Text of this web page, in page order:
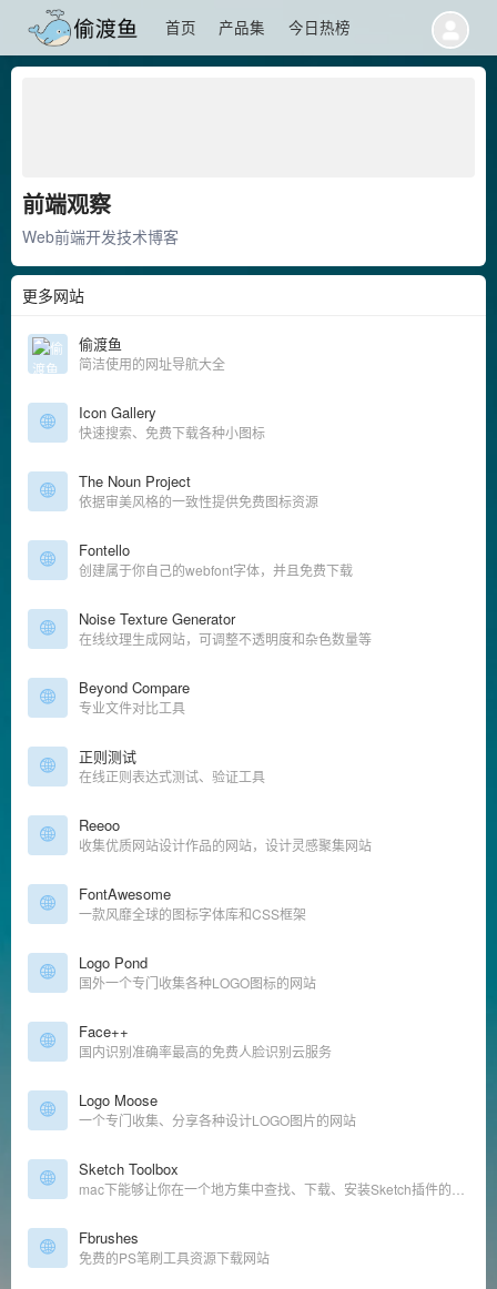
首页 产品集 今日热榜
前端观察
Web前端开发技术博客
更多网站
偷渡鱼
简洁使用的网址导航大全
Icon Gallery
快速搜索、免费下载各种小图标
The Noun Project
依据审美风格的一致性提供免费图标资源
Fontello
创建属于你自己的webfont字体，并且免费下载
Noise Texture Generator
在线纹理生成网站，可调整不透明度和杂色数量等
Beyond Compare
专业文件对比工具
正则测试
在线正则表达式测试、验证工具
Reeoo
收集优质网站设计作品的网站，设计灵感聚集网站
FontAwesome
一款风靡全球的图标字体库和CSS框架
Logo Pond
国外一个专门收集各种LOGO图标的网站
Face++
国内识别准确率最高的免费人脸识别云服务
Logo Moose
一个专门收集、分享各种设计LOGO图片的网站
Sketch Toolbox
Fbrushes
免费的PS笔刷工具资源下载网站